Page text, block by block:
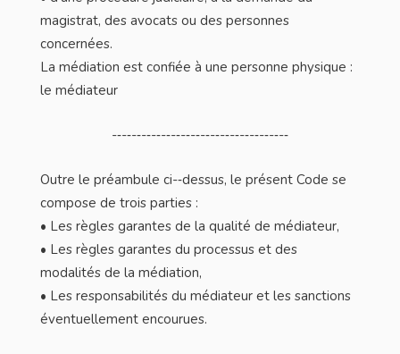
magistrat, des avocats ou des personnes
concernées.
La médiation est confiée à une personne physique :
le médiateur
-­‐-­‐-­‐-­‐-­‐-­‐-­‐-­‐-­‐-­‐-­‐-­‐-­‐-­‐-­‐-­‐-­‐-­‐
Outre le préambule ci-­‐dessus, le présent Code se
compose de trois parties :
• Les règles garantes de la qualité de médiateur,
• Les règles garantes du processus et des
modalités de la médiation,
• Les responsabilités du médiateur et les sanctions
éventuellement encourues.